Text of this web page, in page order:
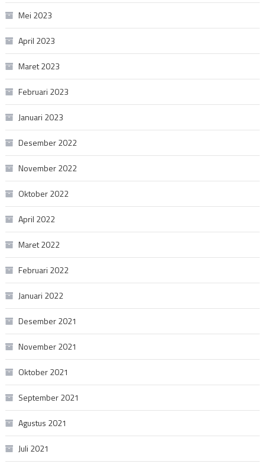
Mei 2023
April 2023
Maret 2023
Februari 2023
Januari 2023
Desember 2022
November 2022
Oktober 2022
April 2022
Maret 2022
Februari 2022
Januari 2022
Desember 2021
November 2021
Oktober 2021
September 2021
Agustus 2021
Juli 2021